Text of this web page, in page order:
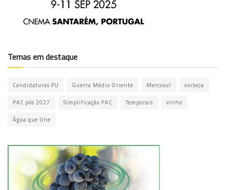
Temas em destaque
Candidaturas PU Guerra Médio Oriente Mercosul ovibeja
PAC pós 2027 Simplificação PAC Temporais vinho
Água que Une